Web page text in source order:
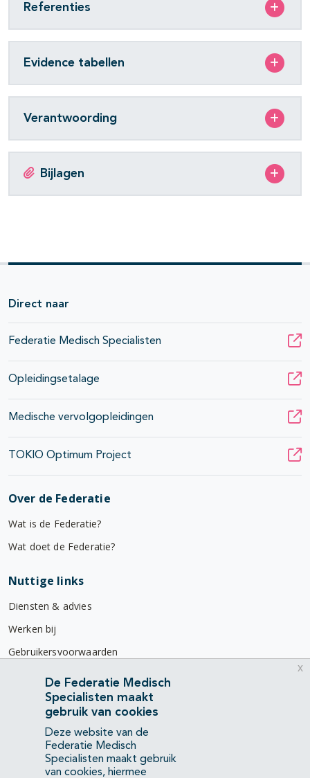
Referenties
Evidence tabellen
Verantwoording
Bijlagen
Direct naar
Federatie Medisch Specialisten
Opleidingsetalage
Medische vervolgopleidingen
TOKIO Optimum Project
Over de Federatie
Wat is de Federatie?
Wat doet de Federatie?
Nuttige links
Diensten & advies
Werken bij
Gebruikersvoorwaarden
Privacyverklaring
Contact
Mercatorlaan 1200
3528 BL Utrecht
(088) 505 34 34
De Federatie Medisch
Specialisten maakt
gebruik van cookies
Deze website van de
Federatie Medisch
Specialisten maakt gebruik
van cookies, hiermee
x